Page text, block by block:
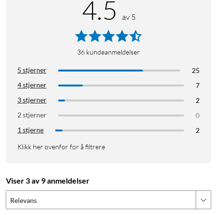
4.5 av 5
36 kundeanmeldelser
5 stjerner
25
4 stjerner
7
3 stjerner
2
2 stjerner
0
1 stjerne
2
Klikk her ovenfor for å filtrere
Viser 3 av 9 anmeldelser
Relevans